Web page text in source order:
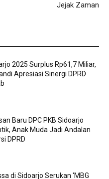
Jejak Zaman
2025 Surplus Rp61,7 Miliar,
Apresiasi Sinergi DPRD
Baru DPC PKB Sidoarjo
Anak Muda Jadi Andalan
DPRD
di Sidoarjo Serukan ‘MBG